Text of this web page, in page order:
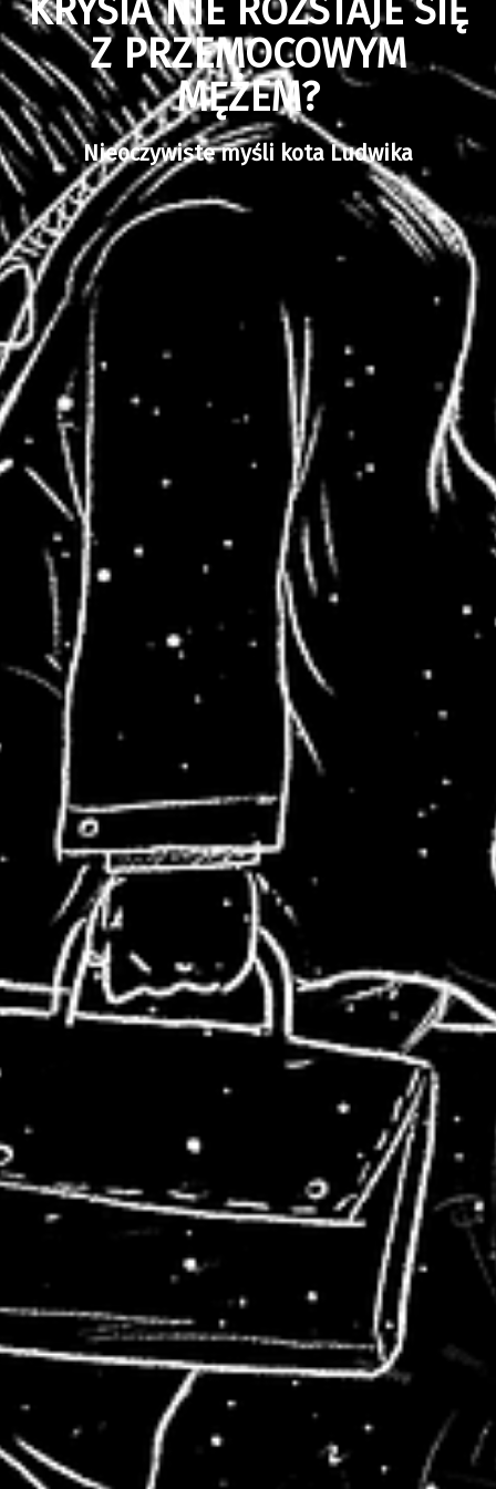
KRYSIA NIE ROZSTAJE SIĘ
Z PRZEMOCOWYM
MĘŻEM?
Nieoczywiste myśli kota Ludwika